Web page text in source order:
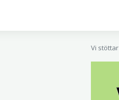
Vi stöttar